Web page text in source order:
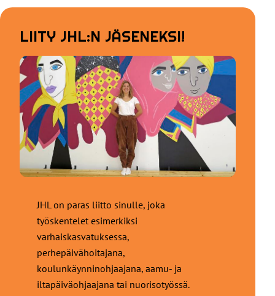
LIITY JHL:N JÄSENEKSI!
JHL on paras liitto sinulle, joka
työskentelet esimerkiksi
varhaiskasvatuksessa,
perhepäivähoitajana,
koulunkäynninohjaajana, aamu- ja
iltapäiväohjaajana tai nuorisotyössä.